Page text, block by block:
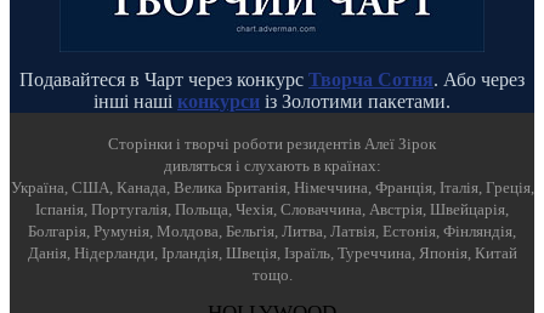
Подавайтеся в Чарт через конкурс Творча Сотня. Або через
інші наші конкурси із Золотими пакетами.
Cторінки і творчі роботи резидентів Алеї Зірок
дивляться і слухають в країнах:
Україна, США, Канада, Велика Британія, Німеччина, Франція, Італія, Греція,
Іспанія, Португалія, Польща, Чехія, Словаччина, Австрія, Швейцарія,
Болгарія, Румунія, Молдова, Бельгія, Литва, Латвія, Естонія, Фінляндія,
Данія, Нідерланди, Ірландія, Швеція, Ізраїль, Туреччина, Японія, Китай
тощо.